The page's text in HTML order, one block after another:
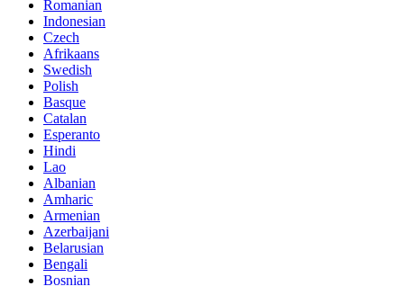
Romanian
Indonesian
Czech
Afrikaans
Swedish
Polish
Basque
Catalan
Esperanto
Hindi
Lao
Albanian
Amharic
Armenian
Azerbaijani
Belarusian
Bengali
Bosnian